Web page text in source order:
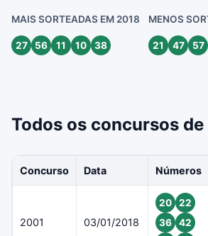
MAIS SORTEADAS EM 2018
27 56 11 10 38
MENOS
21 47 57
Todos os concursos de
Concurso Data Números
2001 03/01/2018
20
22
36
42